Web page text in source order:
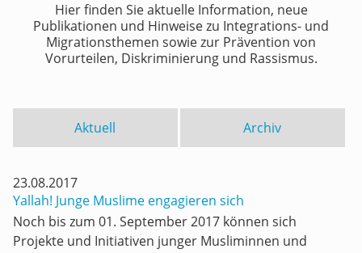
Hier finden Sie aktuelle Information, neue
Publikationen und Hinweise zu Integrations- und
Migrationsthemen sowie zur Prävention von
Vorurteilen, Diskriminierung und Rassismus.
Aktuell Archiv
23.08.2017
Yallah! Junge Muslime engagieren sich
Noch bis zum 01. September 2017 können sich
Projekte und Initiativen junger Musliminnen und